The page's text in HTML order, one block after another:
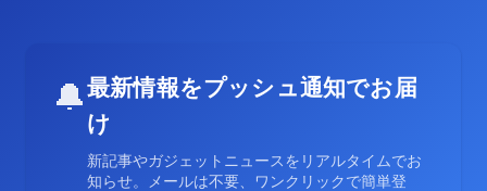
🔔最新情報をプッシュ通知でお届
け
新記事やガジェットニュースをリアルタイムでお
知らせ。メールは不要、ワンクリックで簡単登